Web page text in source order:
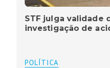
STF julga validade
investigação de
POLÍTICA